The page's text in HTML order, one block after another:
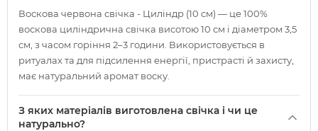
Воскова червона свічка - Циліндр (10 см) — це 100%
воскова циліндрична свічка висотою 10 см і діаметром 3,5
см, з часом горіння 2–3 години. Використовується в
ритуалах та для підсилення енергії, пристрасті й захисту,
має натуральний аромат воску.
З яких матеріалів виготовлена свічка і чи це
натурально?